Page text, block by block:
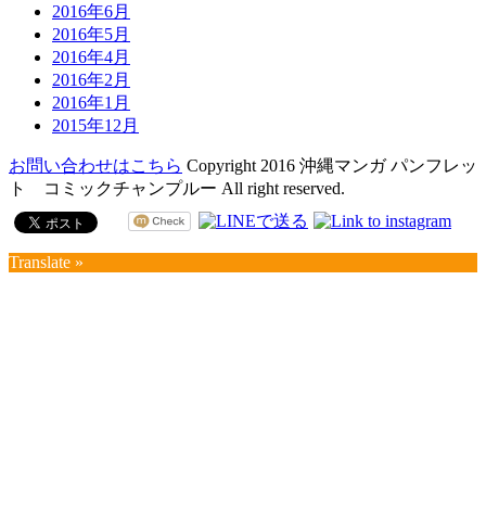
2016年6月
2016年5月
2016年4月
2016年2月
2016年1月
2015年12月
お問い合わせはこちら Copyright 2016 沖縄マンガ パンフレッ
ト コミックチャンプルー All right reserved.
Translate »